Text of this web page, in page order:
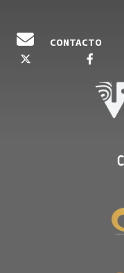
CONTACTO